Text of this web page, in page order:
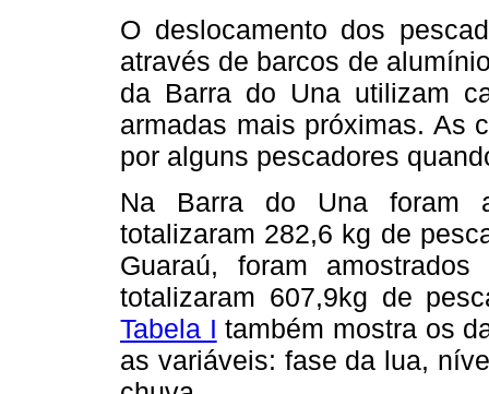
O deslocamento dos
através de barcos de
da Barra do Una utilizam
armadas mais próximas. As
por alguns pescadores
Na Barra do Una foram
totalizaram 282,6 kg de
Guaraú, foram
totalizaram 607,9kg de
Tabela I também mostra os
as variáveis: fase da lua,